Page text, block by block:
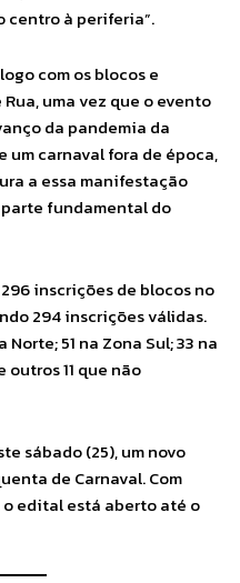
centro à periferia”.
com os blocos e
uma vez que o evento
da pandemia da
um carnaval fora de época,
a essa manifestação
fundamental do
inscrições de blocos no
294 inscrições válidas.
51 na Zona Sul; 33 na
outros 11 que não
sábado (25), um novo
de Carnaval. Com
o edital está aberto até o